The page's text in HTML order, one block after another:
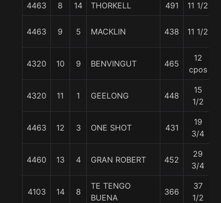
4463 8 14 THORKELL 491 11 1/2
4463 9 5 MACKLIN 438 11 1/2
4320 10 9 BENVINGUT 465
12
cpos
4320 11 1 GEELONG 448
15
1/2
4463 12 3 ONE SHOT 431
19
3/4
4460 13 4 GRAN ROBERT 452
29
3/4
4103 14 8
TE TENGO
BUENA
366
37
1/2